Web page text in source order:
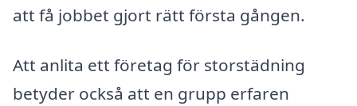
att få jobbet gjort rätt första gången.
Att anlita ett företag för storstädning
betyder också att en grupp erfaren